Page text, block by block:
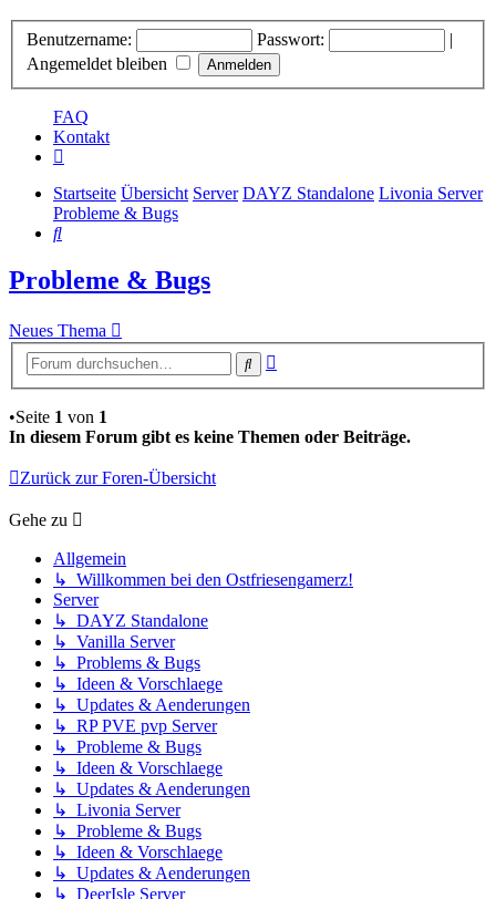
Benutzername: Passwort:
|
Angemeldet bleiben
FAQ
Kontakt
Startseite Übersicht Server DAYZ Standalone Livonia Server
Probleme & Bugs
Suche
Probleme & Bugs
Neues Thema
Suche
•Seite 1 von 1
In diesem Forum gibt es keine Themen oder Beiträge.
Zurück zur Foren-Übersicht
Gehe zu
Allgemein
↳ Willkommen bei den Ostfriesengamerz!
Server
↳ DAYZ Standalone
↳ Vanilla Server
↳ Problems & Bugs
↳ Ideen & Vorschlaege
↳ Updates & Aenderungen
↳ RP PVE pvp Server
↳ Probleme & Bugs
↳ Ideen & Vorschlaege
↳ Updates & Aenderungen
↳ Livonia Server
↳ Probleme & Bugs
↳ Ideen & Vorschlaege
↳ Updates & Aenderungen
↳ DeerIsle Server